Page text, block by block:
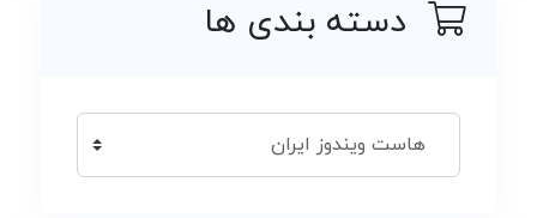
دسته بندی ها